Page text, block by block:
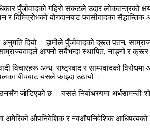
पुँजीवादको गहिरो संकटले उदार लोकतन्त्रको
दिमित्रोभको योगदानबाट फासीवादका
अनुमति दियो । हामीले पुँजीवादको द्रूत पतन,
आफ्नो सबैभन्दा स्थापित, नाङ्गो र क्रूर
विचारहरू अन्ध–राष्ट्रवाद र साम्यवादको
बीचबाट यसले फाइदा उठायो ।
जोडिएको छ । यसले निर्बाधरुपमा अर्धसामन्ती
अमेरिकी औपनिवेशिक र नवऔपनिवेशिक